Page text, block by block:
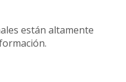
están altamente